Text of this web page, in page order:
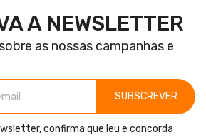
A NEWSLETTER
as nossas campanhas e
SUBSCREVER
confirma que leu e concorda